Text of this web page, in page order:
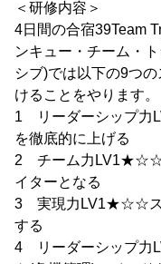
＜研修内容＞
4日間の合宿39Team
ンキュー・チーム・
シブ)では以下の9つ
けることをやります。
1 リーダーシップ力
を徹底的に上げる
2 チーム力LV1★☆☆
イターとなる
3 実現力LV1★☆☆ス
する
4 リーダーシップ力